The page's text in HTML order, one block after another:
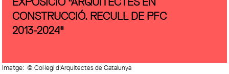
CONSTRUCCIÓ. RECULL DE PFC
2013-2024"
Imatge: © Col·legi d'Arquitectes de Catalunya